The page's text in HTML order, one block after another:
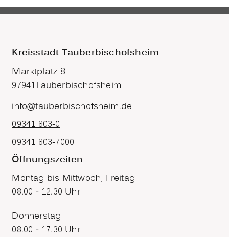
Kreisstadt Tauberbischofsheim
Marktplatz 8
97941Tauberbischofsheim
info@tauberbischofsheim.de
09341 803-0
09341 803-7000
Öffnungszeiten
Montag bis Mittwoch, Freitag
08.00 - 12.30 Uhr
Donnerstag
08.00 - 17.30 Uhr